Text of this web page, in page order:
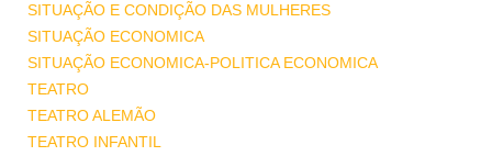
SITUAÇÃO E CONDIÇÃO DAS MULHERES
SITUAÇÃO ECONOMICA
SITUAÇÃO ECONOMICA-POLITICA ECONOMICA
TEATRO
TEATRO ALEMÃO
TEATRO INFANTIL